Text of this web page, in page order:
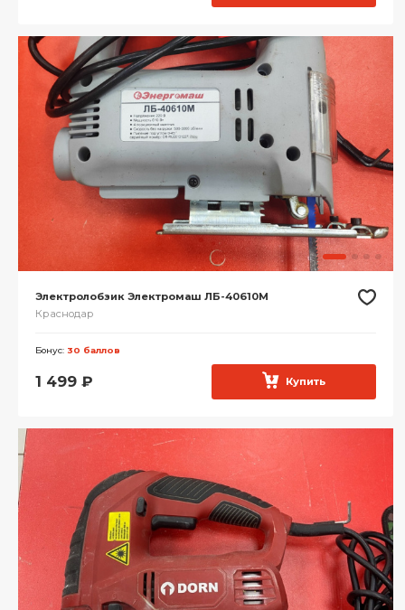
Электролобзик Электромаш ЛБ-40610М
Краснодар
Бонус: 30 баллов
1 499 ₽ Купить